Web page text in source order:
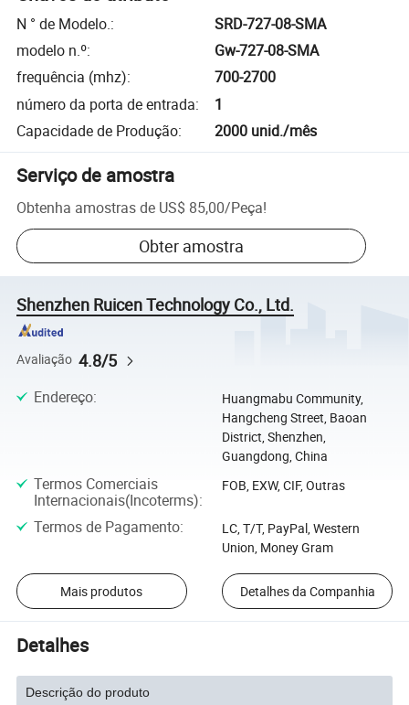
N ° de Modelo.:
SRD-727-08-SMA
modelo n.º:
Gw-727-08-SMA
frequência (mhz):
700-2700
número da porta de entrada:
1
Capacidade de Produção: 2000 unid./mês
Serviço de amostra
Obtenha amostras de US$ 85,00/Peça!
Obter amostra
Shenzhen Ruicen Technology Co., Ltd.
Avaliação 4.8/5
Endereço:
Huangmabu Community,
Hangcheng Street, Baoan
District, Shenzhen,
Guangdong, China
Termos Comerciais
Internacionais(Incoterms):
FOB, EXW, CIF, Outras
Termos de Pagamento:
LC, T/T, PayPal, Western
Union, Money Gram
Mais produtos Detalhes da Companhia
Detalhes
Descrição do produto